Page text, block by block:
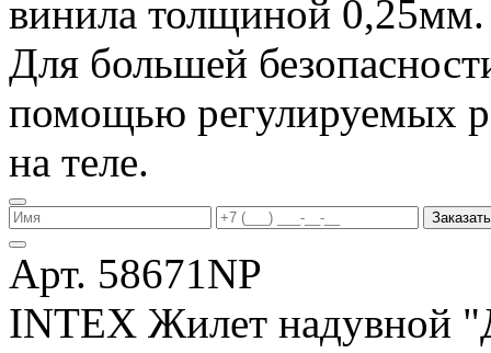
винила толщиной 0,25мм.
Для большей
помощью регулируемых
на теле.
Заказать
Арт. 58671NP
INTEX Жилет надувной